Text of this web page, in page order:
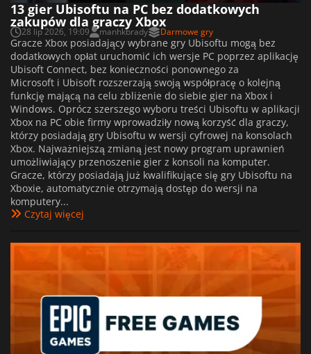
13 gier Ubisoftu na PC bez dodatkowych
zakupów dla graczy Xbox
28 lip 2026, 19:09 manhkbrady Darmowe gry
Gracze Xbox posiadający wybrane gry Ubisoftu mogą bez
dodatkowych opłat uruchomić ich wersje PC poprzez aplikację
Ubisoft Connect, bez konieczności ponownego za
Microsoft i Ubisoft rozszerzają swoją współpracę o kolejną
funkcję mającą na celu zbliżenie do siebie gier na Xbox i
Windows. Oprócz szerszego wyboru treści Ubisoftu w aplikacji
Xbox na PC obie firmy wprowadziły nową korzyść dla graczy,
którzy posiadają gry Ubisoftu w wersji cyfrowej na konsolach
Xbox. Najważniejszą zmianą jest nowy program uprawnień
umożliwiający przenoszenie gier z konsoli na komputer.
Gracze, którzy posiadają już kwalifikujące się gry Ubisoftu na
Xboxie, automatycznie otrzymają dostęp do wersji na
komputery...
Czytaj więcej